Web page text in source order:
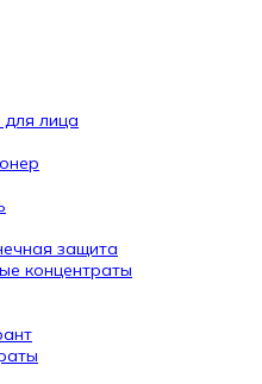
лица
защита
концентраты